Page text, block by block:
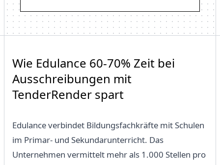
Wie Edulance 60-70% Zeit bei
Ausschreibungen mit
TenderRender spart
Edulance verbindet Bildungsfachkräfte mit Schulen
im Primar- und Sekundarunterricht. Das
Unternehmen vermittelt mehr als 1.000 Stellen pro